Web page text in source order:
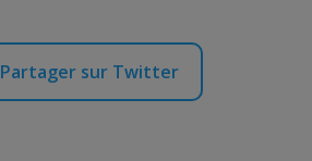
Partager sur Twitter